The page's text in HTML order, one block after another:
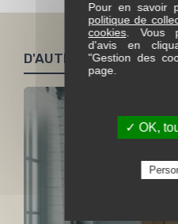
D'AUTRES PRODUITS
Pour en savoir
politique de
cookies. Vous
d'avis en
"Gestion des
page.
✓ OK,